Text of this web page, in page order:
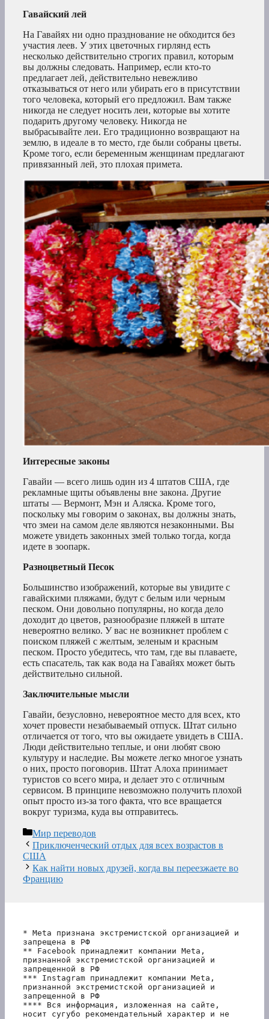
Гавайский лей
На Гавайях ни одно празднование не обходится без
участия леев. У этих цветочных гирлянд есть
несколько действительно строгих правил, которым
вы должны следовать. Например, если кто-то
предлагает лей, действительно невежливо
отказываться от него или убирать его в присутствии
того человека, который его предложил. Вам также
никогда не следует носить леи, которые вы хотите
подарить другому человеку. Никогда не
выбрасывайте леи. Его традиционно возвращают на
землю, в идеале в то место, где были собраны цветы.
Кроме того, если беременным женщинам предлагают
привязанный лей, это плохая примета.
Интересные законы
Гавайи — всего лишь один из 4 штатов США, где
рекламные щиты объявлены вне закона. Другие
штаты — Вермонт, Мэн и Аляска. Кроме того,
поскольку мы говорим о законах, вы должны знать,
что змеи на самом деле являются незаконными. Вы
можете увидеть законных змей только тогда, когда
идете в зоопарк.
Разноцветный Песок
Большинство изображений, которые вы увидите с
гавайскими пляжами, будут с белым или черным
песком. Они довольно популярны, но когда дело
доходит до цветов, разнообразие пляжей в штате
невероятно велико. У вас не возникнет проблем с
поиском пляжей с желтым, зеленым и красным
песком. Просто убедитесь, что там, где вы плаваете,
есть спасатель, так как вода на Гавайях может быть
действительно сильной.
Заключительные мысли
Гавайи, безусловно, невероятное место для всех, кто
хочет провести незабываемый отпуск. Штат сильно
отличается от того, что вы ожидаете увидеть в США.
Люди действительно теплые, и они любят свою
культуру и наследие. Вы можете легко многое узнать
о них, просто поговорив. Штат Алоха принимает
туристов со всего мира, и делает это с отличным
сервисом. В принципе невозможно получить плохой
опыт просто из-за того факта, что все вращается
вокруг туризма, куда вы отправитесь.
Рубрики
Мир переводов
Приключенческий отдых для всех возрастов в
США
Как найти новых друзей, когда вы переезжаете во
Францию
* Meta признана экстремистской организацией и
запрещена в РФ
** Facebook принадлежит компании Meta,
признанной экстремистской организацией и
запрещенной в РФ
*** Instagram принадлежит компании Meta,
признанной экстремистской организацией и
запрещенной в РФ
**** Вся информация, изложенная на сайте,
носит сугубо рекомендательный характер и не